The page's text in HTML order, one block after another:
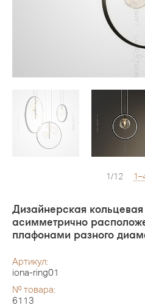
1/12
Дизайнерская
асимметрично
плафонами разного
Артикул:
iona-ring01
№ товара:
6113